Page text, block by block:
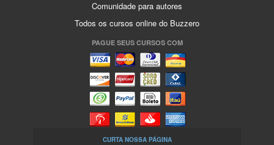
Comunidade para autores
Todos os cursos online do Buzzero
PAGUE SEUS CURSOS COM
CURTA NOSSA PÁGINA